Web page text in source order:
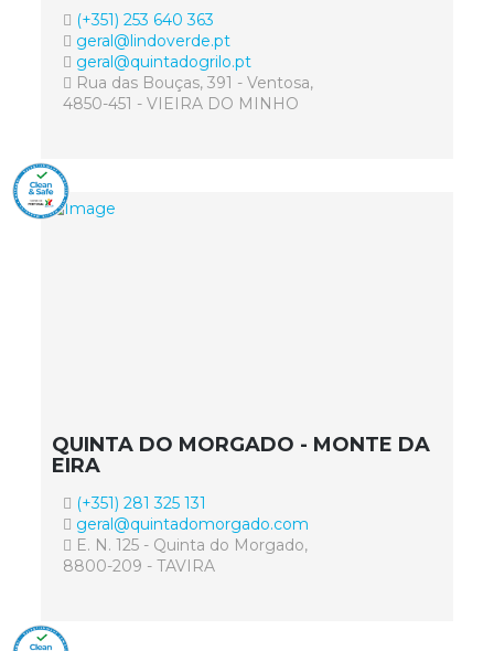
(+351) 253 640 363
geral@lindoverde.pt
geral@quintadogrilo.pt
Rua das Bouças, 391 - Ventosa,
4850-451 - VIEIRA DO MINHO
QUINTA DO MORGADO - MONTE DA
EIRA
(+351) 281 325 131
geral@quintadomorgado.com
E. N. 125 - Quinta do Morgado,
8800-209 - TAVIRA